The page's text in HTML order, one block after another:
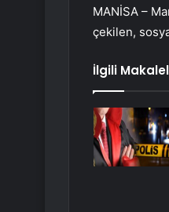
MANİSA –
çekilen,
İlgili